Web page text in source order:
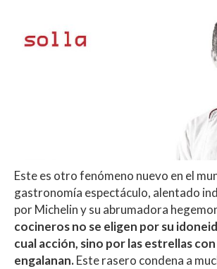
Este es otro fenómeno nuevo en el
gastronomía espectáculo, alentado
por Michelin y su abrumadora
cocineros no se eligen por su
cual acción, sino por las estrellas con
engalanan.Este rasero condena a